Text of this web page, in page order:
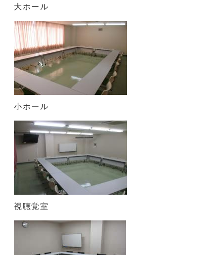
大ホール
小ホール
視聴覚室